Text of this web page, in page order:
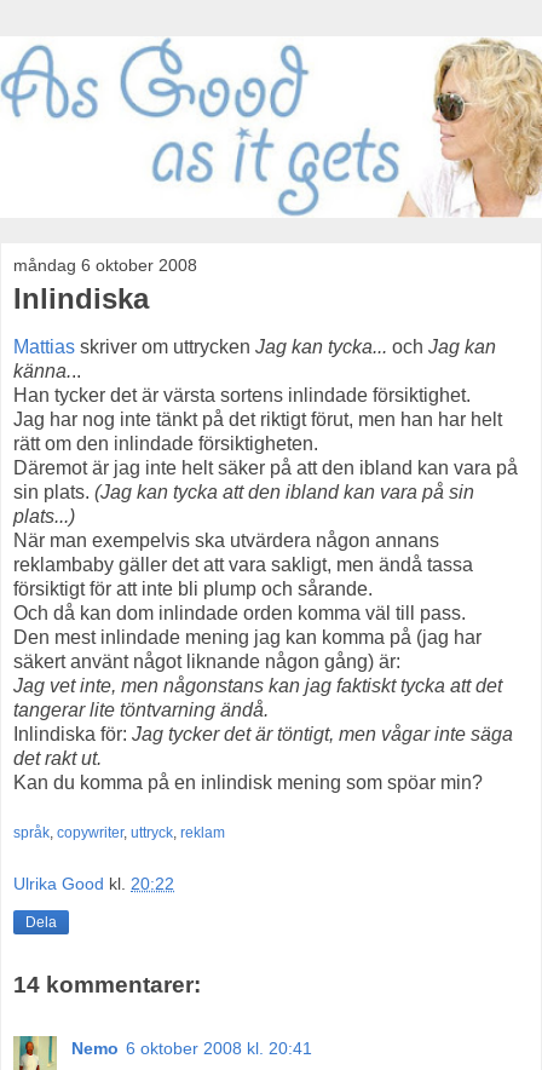
måndag 6 oktober 2008
Inlindiska
Mattias skriver om uttrycken Jag kan tycka... och Jag kan
känna...
Han tycker det är värsta sortens inlindade försiktighet.
Jag har nog inte tänkt på det riktigt förut, men han har helt
rätt om den inlindade försiktigheten.
Däremot är jag inte helt säker på att den ibland kan vara på
sin plats. (Jag kan tycka att den ibland kan vara på sin
plats...)
När man exempelvis ska utvärdera någon annans
reklambaby gäller det att vara sakligt, men ändå tassa
försiktigt för att inte bli plump och sårande.
Och då kan dom inlindade orden komma väl till pass.
Den mest inlindade mening jag kan komma på (jag har
säkert använt något liknande någon gång) är:
Jag vet inte, men någonstans kan jag faktiskt tycka att det
tangerar lite töntvarning ändå.
Inlindiska för: Jag tycker det är töntigt, men vågar inte säga
det rakt ut.
Kan du komma på en inlindisk mening som spöar min?
språk, copywriter, uttryck, reklam
Ulrika Good kl. 20:22
Dela
14 kommentarer:
Nemo 6 oktober 2008 kl. 20:41